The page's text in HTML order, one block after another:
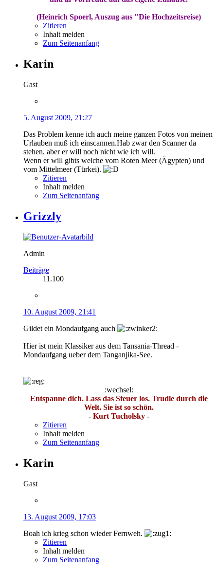
(Heinrich Spoerl, Auszug aus "Die Hochzeitsreise)
Zitieren
Inhalt melden
Zum Seitenanfang
Karin
Gast
5. August 2009, 21:27
Das Problem kenne ich auch meine ganzen Fotos von meinen
Urlauben muß ich einscannen.Hab zwar den Scanner da
stehen, aber er will noch nicht wie ich will.
Wenn er will gibts welche vom Roten Meer (Ägypten) und
vom Mittelmeer (Türkei).
Zitieren
Inhalt melden
Zum Seitenanfang
Grizzly
Admin
Beiträge
11.100
10. August 2009, 21:41
Gildet ein Mondaufgang auch
Hier ist mein Klassiker aus dem Tansania-Thread -
Mondaufgang ueber dem Tanganjika-See.
:wechsel:
Entspanne dich. Lass das Steuer los. Trudle durch die
Welt. Sie ist so schön.
- Kurt Tucholsky -
Zitieren
Inhalt melden
Zum Seitenanfang
Karin
Gast
13. August 2009, 17:03
Boah ich krieg schon wieder Fernweh.
Zitieren
Inhalt melden
Zum Seitenanfang